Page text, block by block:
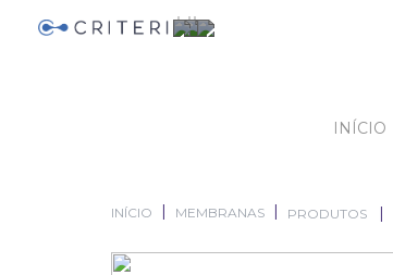
INÍCIO
INÍCIO MEMBRANAS PRODUTOS